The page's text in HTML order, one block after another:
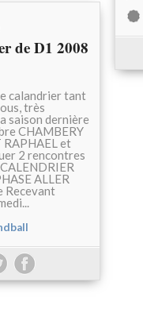
de D1 2008
calandrier tant
très
saison dernière
CHAMBERY
RAPHAEL et
2 rencontres
ALLER
Recevant